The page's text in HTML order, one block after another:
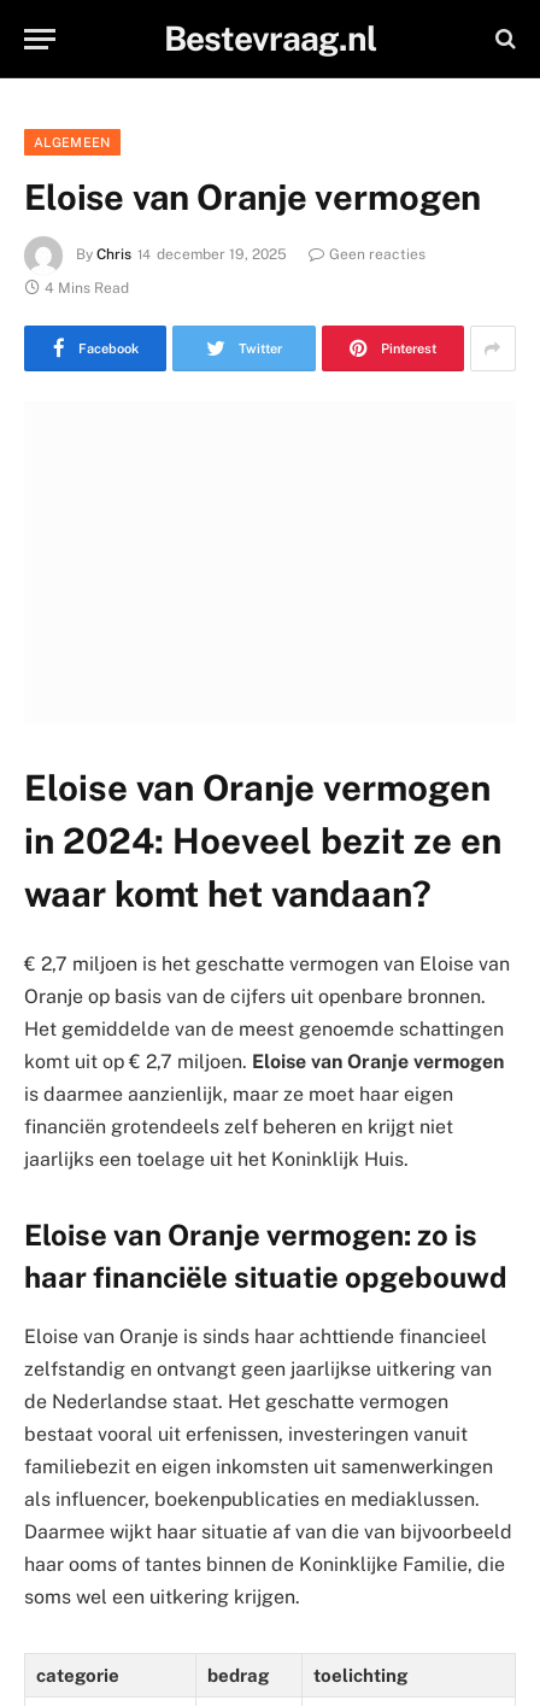
Bestevraag.nl
ALGEMEEN
Eloise van Oranje vermogen
By Chris december 19, 2025
Geen reacties
4 Mins Read
Facebook Twitter Pinterest
Eloise van Oranje vermogen
in 2024: Hoeveel bezit ze en
waar komt het vandaan?
€ 2,7 miljoen is het geschatte vermogen van Eloise van
Oranje op basis van de cijfers uit openbare bronnen.
Het gemiddelde van de meest genoemde schattingen
komt uit op € 2,7 miljoen. Eloise van Oranje vermogen
is daarmee aanzienlijk, maar ze moet haar eigen
financiën grotendeels zelf beheren en krijgt niet
jaarlijks een toelage uit het Koninklijk Huis.
Eloise van Oranje vermogen: zo is
haar financiële situatie opgebouwd
Eloise van Oranje is sinds haar achttiende financieel
zelfstandig en ontvangt geen jaarlijkse uitkering van
de Nederlandse staat. Het geschatte vermogen
bestaat vooral uit erfenissen, investeringen vanuit
familiebezit en eigen inkomsten uit samenwerkingen
als influencer, boekenpublicaties en mediaklussen.
Daarmee wijkt haar situatie af van die van bijvoorbeeld
haar ooms of tantes binnen de Koninklijke Familie, die
soms wel een uitkering krijgen.
categorie bedrag toelichting